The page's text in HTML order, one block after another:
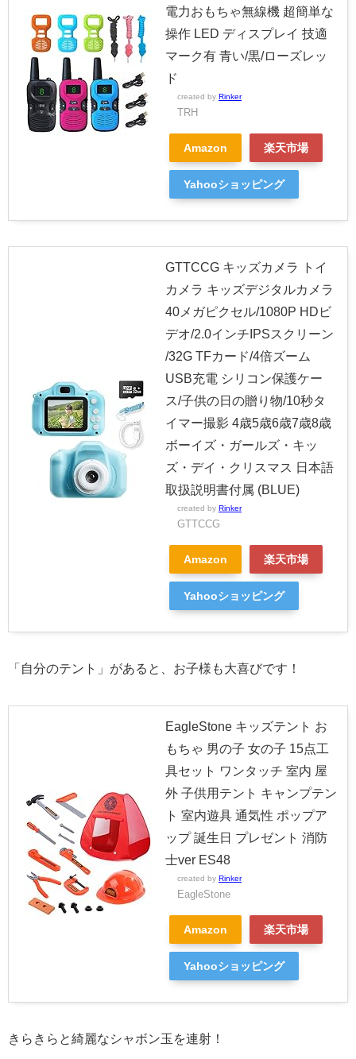
電力おもちゃ無線機 超簡単な
操作 LED ディスプレイ 技適
マーク有 青い/黒/ローズレッ
ド
created by Rinker
TRH
Amazon 楽天市場
Yahooショッピング
GTTCCG キッズカメラ トイ
カメラ キッズデジタルカメラ
40メガピクセル/1080P HDビ
デオ/2.0インチIPSスクリーン
/32G TFカード/4倍ズーム
USB充電 シリコン保護ケー
ス/子供の日の贈り物/10秒タ
イマー撮影 4歳5歳6歳7歳8歳
ボーイズ・ガールズ・キッ
ズ・デイ・クリスマス 日本語
取扱説明書付属 (BLUE)
created by Rinker
GTTCCG
Amazon 楽天市場
Yahooショッピング
「自分のテント」があると、お子様も大喜びです！
EagleStone キッズテント お
もちゃ 男の子 女の子 15点工
具セット ワンタッチ 室内 屋
外 子供用テント キャンプテン
ト 室内遊具 通気性 ポップア
ップ 誕生日 プレゼント 消防
士ver ES48
created by Rinker
EagleStone
Amazon 楽天市場
Yahooショッピング
きらきらと綺麗なシャボン玉を連射！